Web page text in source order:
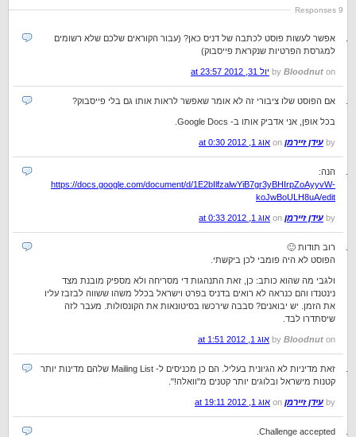
9 Responses
אפשר לעשות פוסט לכתבה של דניס כאן? (עבור הקוראים שלכם שלא רשומים
למגרסת הפרטיות שנקראת פייסבוק)
by Bloodnut on יול 31, 2012 at 23:57
אם הפוסט שלו ציבורי זה לא אומר שאפשר לראות אותו גם בלי פייסבוק?
בכל אופן, אני אדביק אותו ב- Google Docs.
by עידן זיירמן אוג 1, 2012 at 0:30
הנה:
https://docs.google.com/document/d/1E2bIlfzalwYiB7gr3yBHIrpZoAyyvW-
koJwBoULH8uA/edit
by עידן זיירמן אוג 1, 2012 at 0:33
רוב תודות 🙂
הפוסט לא היה פומבי לכן ביקשתי.
ולגבי מה שהוא כותב: כן, זאת התנהגות די מסריחה ולא מספיק מובנת מצד
נינטנדו והם כנראה לא רואים בדניס בפרט וישראל בכלל משהו ששווה לבזבז עליו
את הזמן. יש יבואנים? סבבה שירכשו בסיטונאות את הקונסולות. מעבר לזה
שיסתדרו לבד.
by Bloodnut on אוג 1, 2012 at 1:51
זאת מדיניות לא הגיונית בעליל. הם כן מכניסים ל- Mailing List שלהם מדינות יותר
קטנות מישראל ובלוגים יותר קטנים מ"וואלה!".
by עידן זיירמן אוג 1, 2012 at 19:11
Challenge accepted.